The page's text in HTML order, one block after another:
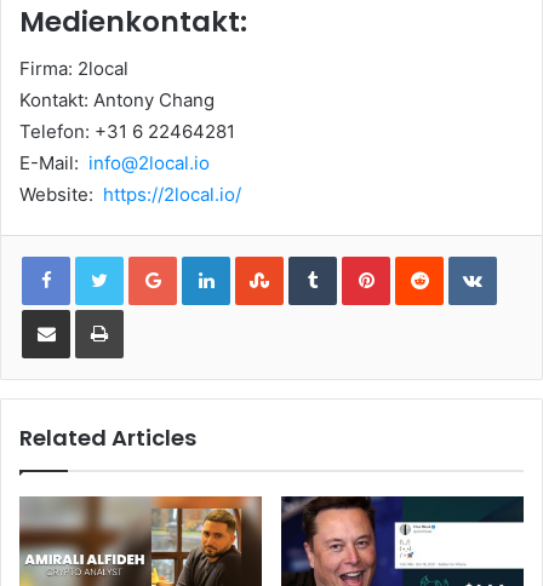
Medienkontakt:
Firma: 2local
Kontakt: Antony Chang
Telefon: +31 6 22464281
E-Mail: info@2local.io
Website: https://2local.io/
Google+LinkedInStumbleUpon
TumblrPinterestReddit
Share via Email Print
Related Articles